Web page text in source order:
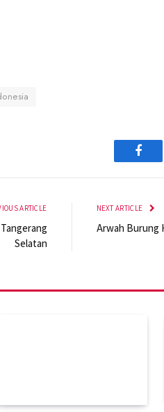
ARTICLE
Selatan
NEXT ARTICLE
Arwah Burung